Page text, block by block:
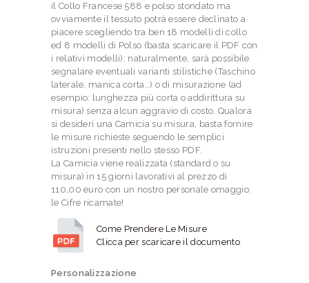
il Collo Francese 588 e polso stondato ma
ovviamente il tessuto potrà essere declinato a
piacere scegliendo tra ben 18 modelli di collo
ed 8 modelli di Polso (basta scaricare il PDF con
i relativi modelli); naturalmente, sarà possibile
segnalare eventuali varianti stilistiche (Taschino
laterale, manica corta…) o di misurazione (ad
esempio: lunghezza più corta o addirittura su
misura) senza alcun aggravio di costo. Qualora
si desideri una Camicia su misura, basta fornire
le misure richieste seguendo le semplici
istruzioni presenti nello stesso PDF.
La Camicia viene realizzata (standard o su
misura) in 15 giorni lavorativi al prezzo di
110,00 euro con un nostro personale omaggio:
le Cifre ricamate!
Come Prendere Le Misure
Clicca per scaricare il documento
Personalizzazione